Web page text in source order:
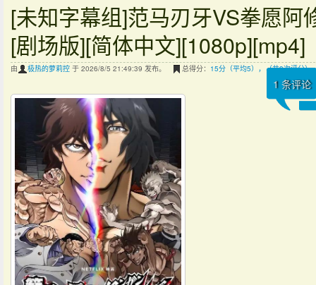
[未知字幕组]范马刃牙VS拳愿阿
[剧场版][简体中文][1080p][mp4]
由 极热的萝莉控 于 2026/8/5 21:49:39 发布。 总得分： 15分（平均5），（共3次评分）
1 条评论